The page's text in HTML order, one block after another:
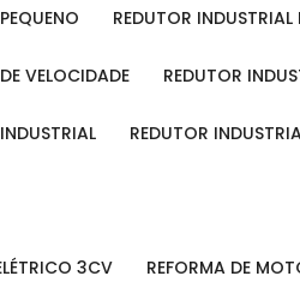
REDUTOR
VELOCIDADE REDUTOR
REDUTOR
3CV REFORMA DE